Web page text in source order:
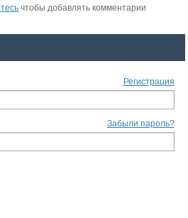
чтобы добавлять комментарии
Регистрация
Забыли пароль?